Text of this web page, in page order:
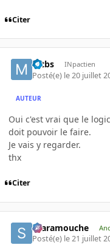
Citer
mtbs INpactien
Posté(e) le 20 juillet
AUTEUR
Oui c'est vrai que le
doit pouvoir le faire.
Je vais y regarder.
thx
Citer
Scaramouche
Posté(e) le 21 juillet